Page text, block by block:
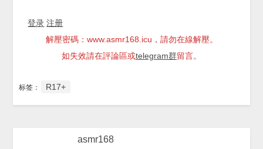
登录 注册
解壓密碼：www.asmr168.icu，請勿在線解壓。
如失效請在評論區或telegram群留言。
标签： R17+
asmr168